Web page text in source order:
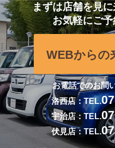
まずは店舗を見
お気軽にご
WEBからの
お電話でのお問
洛西店：TEL.
宇治店：TEL.
伏見店：TEL.